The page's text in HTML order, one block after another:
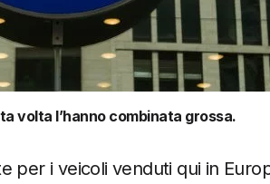
volta l’hanno combinata grossa.
per i veicoli venduti qui in